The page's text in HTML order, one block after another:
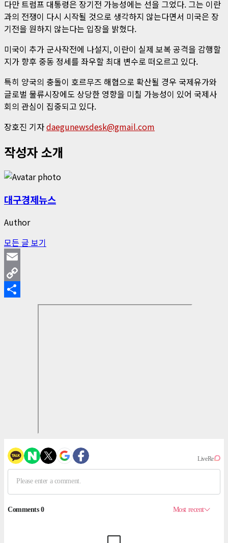
다만 트럼프 대통령은 장기전 가능성에는 선을 그었다. 그는 이란
과의 전쟁이 다시 시작될 것으로 생각하지 않는다면서 미국은 장
기전을 원하지 않는다는 입장을 밝혔다.
미국이 추가 군사작전에 나설지, 이란이 실제 보복 공격을 감행할
지가 향후 중동 정세를 좌우할 최대 변수로 떠오르고 있다.
특히 양국의 충돌이 호르무즈 해협으로 확산될 경우 국제유가와
글로벌 물류시장에도 상당한 영향을 미칠 가능성이 있어 국제사
회의 관심이 집중되고 있다.
장호진 기자daegunewsdesk@gmail.com
작성자 소개
대구경제뉴스
Author
모든 글 보기
Email
Copy